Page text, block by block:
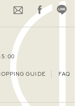
GUIDE FAQ